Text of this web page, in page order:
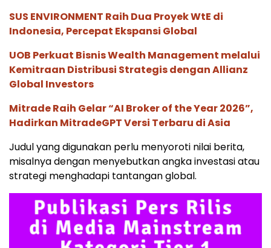
SUS ENVIRONMENT Raih Dua Proyek WtE di
Indonesia, Percepat Ekspansi Global
UOB Perkuat Bisnis Wealth Management melalui
Kemitraan Distribusi Strategis dengan Allianz
Global Investors
Mitrade Raih Gelar “AI Broker of the Year 2026”,
Hadirkan MitradeGPT Versi Terbaru di Asia
Judul yang digunakan perlu menyoroti nilai berita,
misalnya dengan menyebutkan angka investasi atau
strategi menghadapi tantangan global.